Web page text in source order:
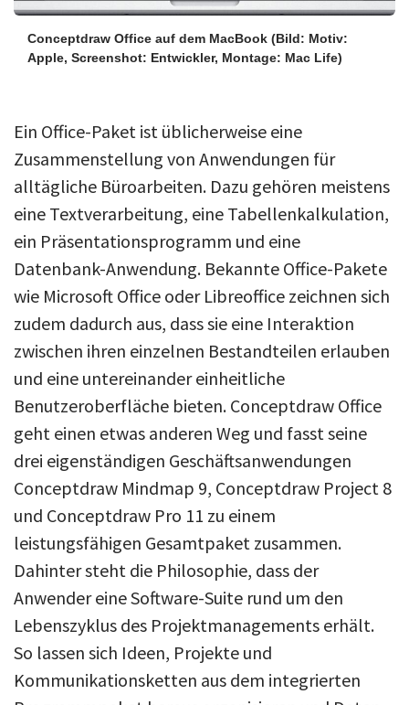
Conceptdraw Office auf dem MacBook (Bild: Motiv:
Apple, Screenshot: Entwickler, Montage: Mac Life)
Ein Office-Paket ist üblicherweise eine
Zusammenstellung von Anwendungen für
alltägliche Büroarbeiten. Dazu gehören meistens
eine Textverarbeitung, eine Tabellenkalkulation,
ein Präsentationsprogramm und eine
Datenbank-Anwendung. Bekannte Office-Pakete
wie Microsoft Office oder Libreoffice zeichnen sich
zudem dadurch aus, dass sie eine Interaktion
zwischen ihren einzelnen Bestandteilen erlauben
und eine untereinander einheitliche
Benutzeroberfläche bieten. Conceptdraw Office
geht einen etwas anderen Weg und fasst seine
drei eigenständigen Geschäftsanwendungen
Conceptdraw Mindmap 9, Conceptdraw Project 8
und Conceptdraw Pro 11 zu einem
leistungsfähigen Gesamtpaket zusammen.
Dahinter steht die Philosophie, dass der
Anwender eine Software-Suite rund um den
Lebenszyklus des Projektmanagements erhält.
So lassen sich Ideen, Projekte und
Kommunikationsketten aus dem integrierten